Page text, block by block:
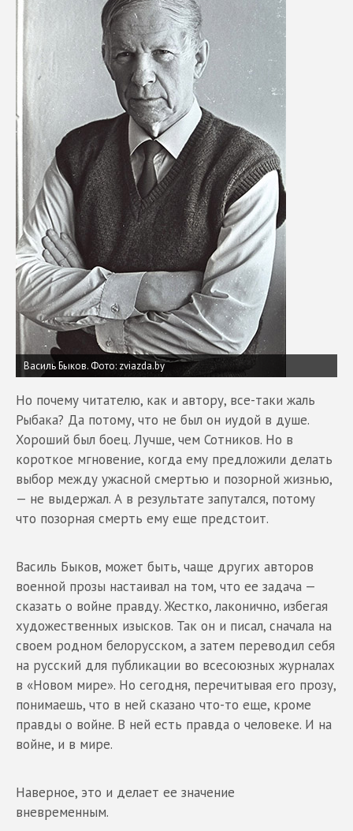
Василь Быков.Фото: zviazda.by
Но почему читателю, как и автору, все-таки жаль
Рыбака? Да потому, что не был он иудой в душе.
Хороший был боец. Лучше, чем Сотников. Но в
короткое мгновение, когда ему предложили делать
выбор между ужасной смертью и позорной жизнью,
— не выдержал. А в результате запутался, потому
что позорная смерть ему еще предстоит.
Василь Быков, может быть, чаще других авторов
военной прозы настаивал на том, что ее задача —
сказать о войне правду. Жестко, лаконично, избегая
художественных изысков. Так он и писал, сначала на
своем родном белорусском, а затем переводил себя
на русский для публикации во всесоюзных журналах
в «Новом мире». Но сегодня, перечитывая его прозу,
понимаешь, что в ней сказано что-то еще, кроме
правды о войне. В ней есть правда о человеке. И на
войне, и в мире.
Наверное, это и делает ее значение
вневременным.